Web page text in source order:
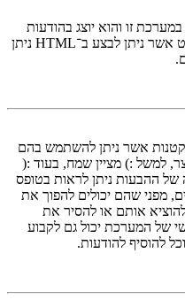
לא. אין אפשרות לשלוח HTML במערכת זו והוא יוצג בהודעות
בתור HTML. רוב עיצובי הטקסט אשר ניתן לבצע ב־HTML ניתן
קטנות אשר ניתן להשתמש בהם
למשל :) מציין שמח, בעוד :(
ההבעות ניתן לראות בטופס
מפני שהם יכולים להפוך את
אותם או להסיר את
של המערכת יכול גם לקבוע
להוסיף להודעות.